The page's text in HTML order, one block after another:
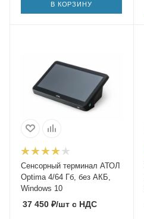
В КОРЗИНУ
Сенсорный терминал АТОЛ
Optima 4/64 Гб, без АКБ,
Windows 10
37 450 ₽/шт с НДС